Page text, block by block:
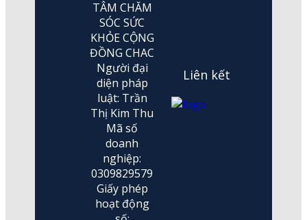
TÂM CHĂM
SÓC SỨC
KHỎE CỘNG
ĐỒNG CHAC
Người đại
diện pháp
luật: Trần
Thị Kim Thu
Mã số
doanh
nghiệp:
0309829579
Giấy phép
hoạt động
Liên kết